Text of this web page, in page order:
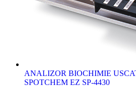
ANALIZOR BIOCHIMIE
SPOTCHEM EZ SP-4430